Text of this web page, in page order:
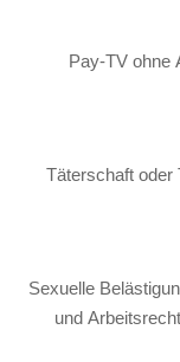
Pay-TV ohne
Täterschaft oder
Sexuelle
und